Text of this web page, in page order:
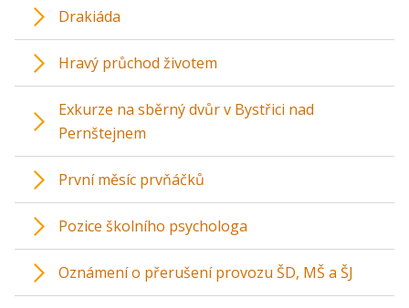
Drakiáda
Hravý průchod životem
Exkurze na sběrný dvůr v Bystřici nad
Pernštejnem
První měsíc prvňáčků
Pozice školního psychologa
Oznámení o přerušení provozu ŠD, MŠ a ŠJ